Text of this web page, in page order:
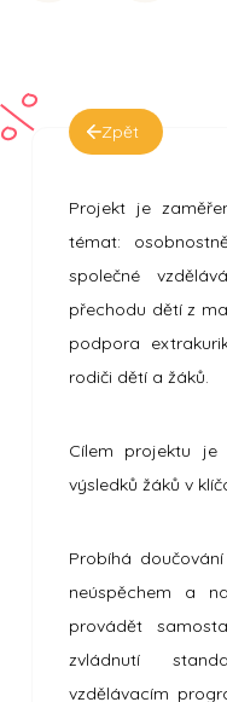
Zpět
Projekt je
témat:
společné
přechodu dětí z
podpora
rodiči dětí a žáků.
Cílem projektu je
výsledků žáků v
Probíhá
neúspěchem a
provádět
zvládnutí
vzdělávacím